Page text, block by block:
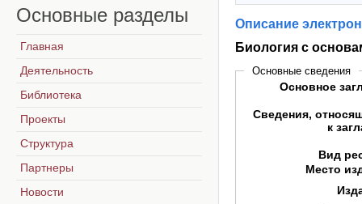
Описание
Биология с
Основные сведения
Основное
Сведения,
к
Вид
Место
Основные разделы
Главная
Деятельность
Библиотека
Проекты
Структура
Партнеры
Новости